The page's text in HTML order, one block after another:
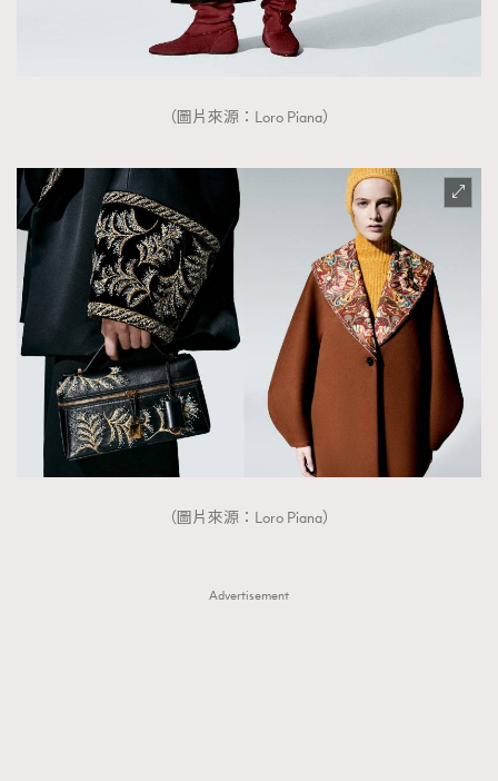
（圖片來源：Loro Piana）
（圖片來源：Loro Piana）
Advertisement